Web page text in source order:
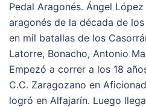
Pedal Aragonés. Ángel
aragonés de la década de
en mil batallas de los
Latorre, Bonacho, Antonio
Empezó a correr a los 18
C.C. Zaragozano en
logró en Alfajarín. Luego